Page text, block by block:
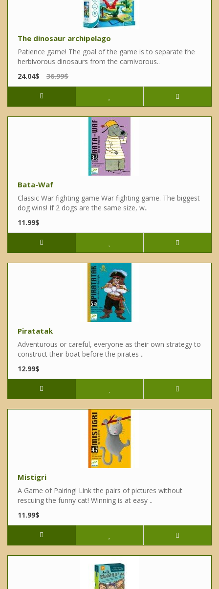
The dinosaur archipelago
Patience game! The goal of the game is to separate the
herbivorous dinosaurs from the carnivorous..
24.04$
36.99$
Bata-Waf
Classic War fighting game War fighting game. The biggest
dog wins! If 2 dogs are the same size, w..
11.99$
Piratatak
Adventurous or careful, everyone as their own strategy to
construct their boat before the pirates ..
12.99$
Mistigri
A Game of Pairing! Link the pairs of pictures without
rescuing the funny cat! Winning is at easy ..
11.99$